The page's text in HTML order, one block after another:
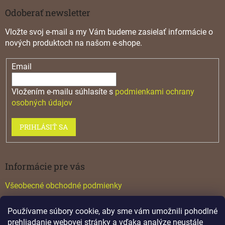
Používame súbory cookie, aby sme vám umožnili pohodlné
prehliadanie webovej stránky a vďaka analýze neustále
Odoberať newsletter
Vložte svoj e-mail a my Vám budeme zasielať informácie o
nových produktoch na našom e-shope.
Email
Vložením e-mailu súhlasíte s podmienkami ochrany
osobných údajov
PRIHLÁSIŤ SA
Informácie pre vás
Všeobecné obchodné podmienky
Katalógy